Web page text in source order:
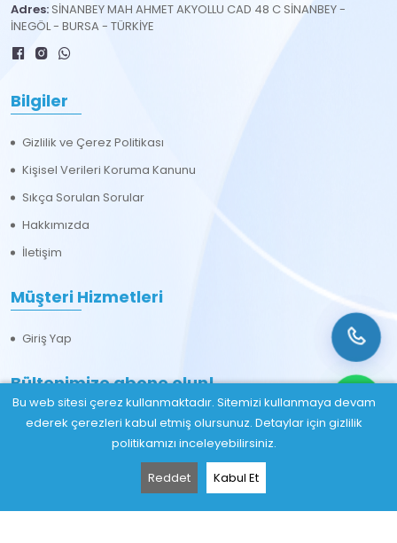
Bu web sitesi çerez kullanmaktadır. Sitemizi kullanmaya devam
ederek çerezleri kabul etmiş olursunuz. Detaylar için gizlilik
politikamızı inceleyebilirsiniz.
Reddet Kabul Et
Adres: SİNANBEY MAH AHMET AKYOLLU CAD 48 C SİNANBEY -
İNEGÖL - BURSA - TÜRKİYE
Bilgiler
Gizlilik ve Çerez Politikası
Kişisel Verileri Koruma Kanunu
Sıkça Sorulan Sorular
Hakkımızda
İletişim
Müşteri Hizmetleri
Giriş Yap
Bültenimize abone olun!